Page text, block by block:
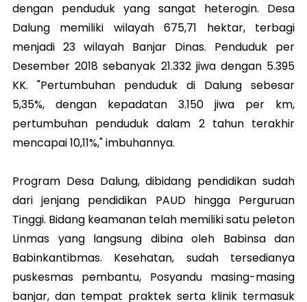
dengan penduduk yang sangat heterogin. Desa
Dalung memiliki wilayah 675,71 hektar, terbagi
menjadi 23 wilayah Banjar Dinas. Penduduk per
Desember 2018 sebanyak 21.332 jiwa dengan 5.395
KK. "Pertumbuhan penduduk di Dalung sebesar
5,35%, dengan kepadatan 3.150 jiwa per km,
pertumbuhan penduduk dalam 2 tahun terakhir
mencapai 10,11%," imbuhannya.
Program Desa Dalung, dibidang pendidikan sudah
dari jenjang pendidikan PAUD hingga Perguruan
Tinggi. Bidang keamanan telah memiliki satu peleton
Linmas yang langsung dibina oleh Babinsa dan
Babinkantibmas. Kesehatan, sudah tersedianya
puskesmas pembantu, Posyandu masing-masing
banjar, dan tempat praktek serta klinik termasuk